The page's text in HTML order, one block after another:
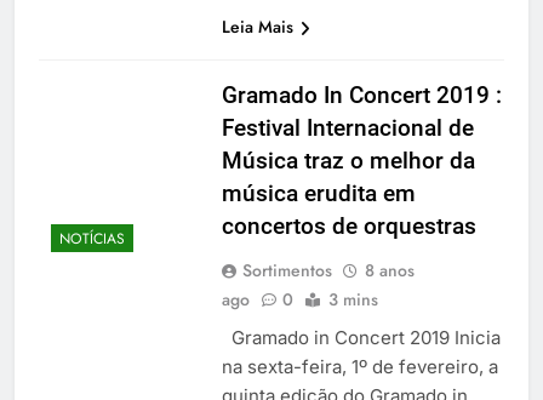
Leia Mais
NOTÍCIAS
Gramado In Concert 2019 :
Festival Internacional de
Música traz o melhor da
música erudita em
concertos de orquestras
Sortimentos
8 anos
ago
0 3 mins
Gramado in Concert 2019 Inicia
na sexta-feira, 1º de fevereiro, a